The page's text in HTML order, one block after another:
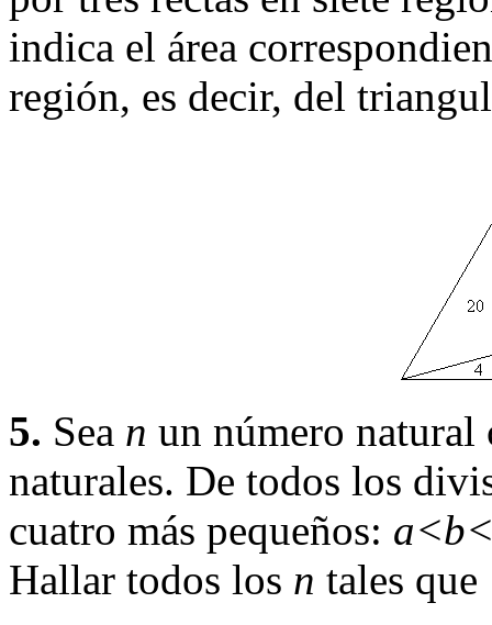
indica el área
región, es decir, del
5. Sea n un número natural
naturales. De todos los
cuatro más pequeños:
Hallar todos los n tales que